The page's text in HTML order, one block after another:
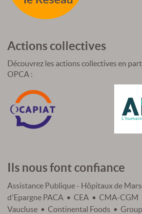
Actions collectives
Découvrez les actions collectives en
OPCA :
Ils nous font confiance
Assistance Publique - Hôpitaux de
d'Epargne PACA • CEA • CMA-CGM
Vaucluse • Continental Foods •